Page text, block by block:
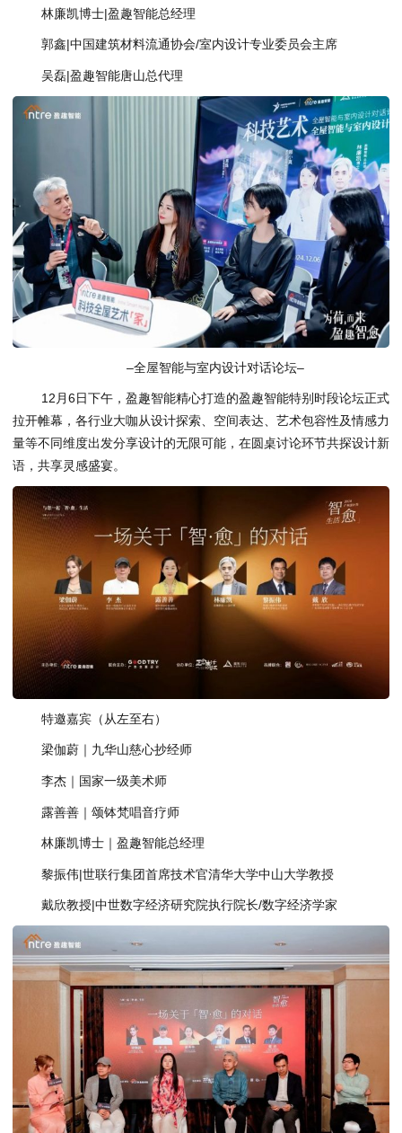
林廉凯博士|盈趣智能总经理
郭鑫|中国建筑材料流通协会/室内设计专业委员会主席
吴磊|盈趣智能唐山总代理
–全屋智能与室内设计对话论坛–
12月6日下午，盈趣智能精心打造的盈趣智能特别时段论坛正式
拉开帷幕，各行业大咖从设计探索、空间表达、艺术包容性及情感力
量等不同维度出发分享设计的无限可能，在圆桌讨论环节共探设计新
语，共享灵感盛宴。
特邀嘉宾（从左至右）
梁伽蔚｜九华山慈心抄经师
李杰｜国家一级美术师
露善善｜颂钵梵唱音疗师
林廉凯博士｜盈趣智能总经理
黎振伟|世联行集团首席技术官清华大学中山大学教授
戴欣教授|中世数字经济研究院执行院长/数字经济学家